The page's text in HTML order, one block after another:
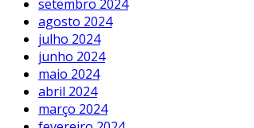
setembro 2024
agosto 2024
julho 2024
junho 2024
maio 2024
abril 2024
março 2024